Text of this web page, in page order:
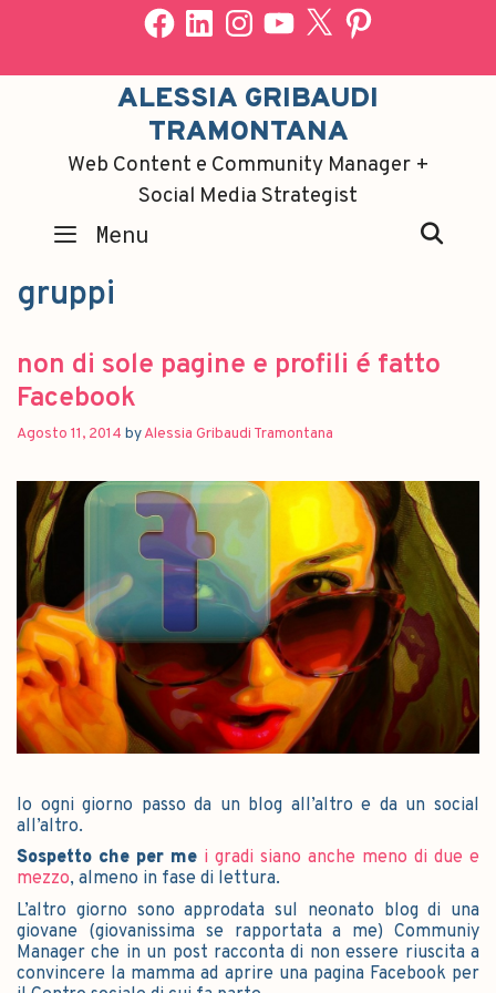
ALESSIA GRIBAUDI
TRAMONTANA
Web Content e Community Manager +
Social Media Strategist
Menu
gruppi
non di sole pagine e profili é fatto
Facebook
Agosto 11, 2014 byAlessia Gribaudi Tramontana
Io ogni giorno passo da un blog all’altro e da un social
all’altro.
Sospetto che per me i gradi siano anche meno di due e
mezzo, almeno in fase di lettura.
L’altro giorno sono approdata sul neonato blog di una
giovane (giovanissima se rapportata a me) Communiy
Manager che in un post racconta di non essere riuscita a
convincere la mamma ad aprire una pagina Facebook per